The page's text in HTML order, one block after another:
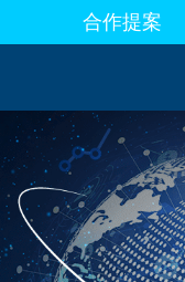
合作提案